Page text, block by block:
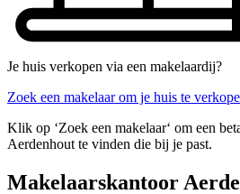
Je huis verkopen via een makelaardij?
Zoek een makelaar om je huis te
Klik op ‘Zoek een makelaar‘ om een
Aerdenhout te vinden die bij je past.
Makelaarskantoor